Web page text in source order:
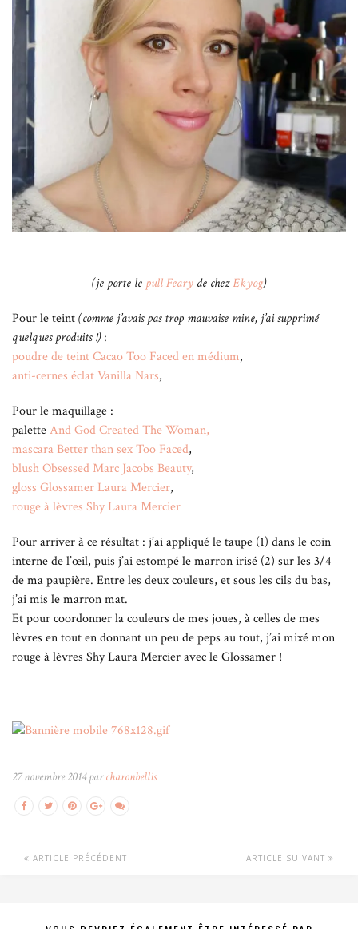
(je porte le pull Feary de chezEkyog)
Pour le teint(comme j’avais pas trop mauvaise mine, j’ai supprimé
quelques produits !):
poudre de teint Cacao Too Faced en médium,
anti-cernes éclat Vanilla Nars,
Pour le maquillage :
paletteAnd God Created The Woman,
mascara Better than sex Too Faced,
blush Obsessed Marc Jacobs Beauty,
gloss Glossamer Laura Mercier,
rouge à lèvres Shy Laura Mercier
Pour arriver à ce résultat : j’ai appliqué le taupe (1) dans le coin
interne de l’œil, puis j’ai estompé le marron irisé (2) sur les 3/4
de ma paupière. Entre les deux couleurs, et sous les cils du bas,
j’ai mis le marron mat.
Et pour coordonner la couleurs de mes joues, à celles de mes
lèvres en tout en donnant un peu de peps au tout, j’ai mixé mon
rouge à lèvres Shy Laura Mercier avec le Glossamer !
27 novembre 2014 parcharonbellis
ARTICLE PRÉCÉDENT ARTICLE SUIVANT